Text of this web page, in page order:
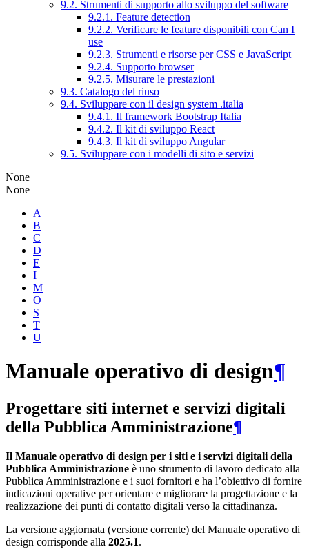
9.2. Strumenti di supporto allo sviluppo del software
9.2.1. Feature detection
9.2.2. Verificare le feature disponibili con Can I
use
9.2.3. Strumenti e risorse per CSS e JavaScript
9.2.4. Supporto browser
9.2.5. Misurare le prestazioni
9.3. Catalogo del riuso
9.4. Sviluppare con il design system .italia
9.4.1. Il framework Bootstrap Italia
9.4.2. Il kit di sviluppo React
9.4.3. Il kit di sviluppo Angular
9.5. Sviluppare con i modelli di sito e servizi
None
None
A
B
C
D
E
I
M
O
S
T
U
Manuale operativo di design¶
Progettare siti internet e servizi digitali
della Pubblica Amministrazione¶
Il Manuale operativo di design per i siti e i servizi digitali della
Pubblica Amministrazione è uno strumento di lavoro dedicato alla
Pubblica Amministrazione e i suoi fornitori e ha l’obiettivo di fornire
indicazioni operative per orientare e migliorare la progettazione e la
realizzazione dei punti di contatto digitali verso la cittadinanza.
La versione aggiornata (versione corrente) del Manuale operativo di
design corrisponde alla 2025.1.